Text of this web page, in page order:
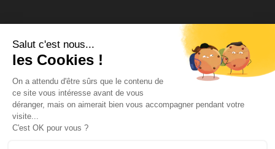
MCP Médiation
12 square Desnouettes 75015 Paris
www.mcpmediation.org
contact@mcpmediation.org